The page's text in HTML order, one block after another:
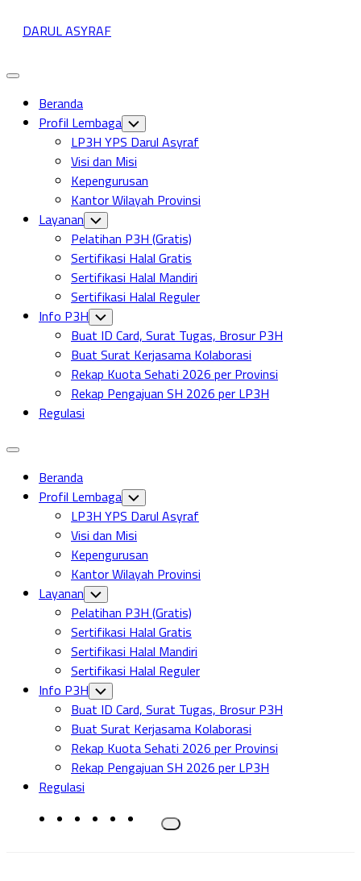
SkipDARUL ASYRAF
Expand
Beranda
Profil Lembaga Toggle
Child
Menu
LP3H YPS Darul Asyraf
Visi dan Misi
Kepengurusan
Kantor Wilayah Provinsi
Layanan Toggle
Child
Menu
Pelatihan P3H (Gratis)
Sertifikasi Halal Gratis
Sertifikasi Halal Mandiri
Sertifikasi Halal Reguler
Info P3H Toggle
Child
Menu
Buat ID Card, Surat Tugas, Brosur P3H
Buat Surat Kerjasama Kolaborasi
Rekap Kuota Sehati 2026 per Provinsi
Rekap Pengajuan SH 2026 per LP3H
Regulasi
Expand
Beranda
Profil Lembaga Toggle
Child
Menu
LP3H YPS Darul Asyraf
Visi dan Misi
Kepengurusan
Kantor Wilayah Provinsi
Layanan Toggle
Child
Menu
Pelatihan P3H (Gratis)
Sertifikasi Halal Gratis
Sertifikasi Halal Mandiri
Sertifikasi Halal Reguler
Info P3H Toggle
Child
Menu
Buat ID Card, Surat Tugas, Brosur P3H
Buat Surat Kerjasama Kolaborasi
Rekap Kuota Sehati 2026 per Provinsi
Rekap Pengajuan SH 2026 per LP3H
Regulasi